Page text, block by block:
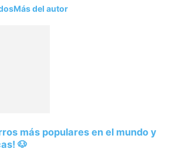
Más del autor
más populares en el mundo y
🐶